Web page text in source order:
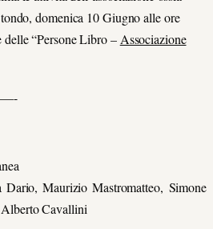
domenica 10 Giugno alle ore
delle “Persone Libro – Associazione
Maurizio Mastromatteo, Simone
Cavallini